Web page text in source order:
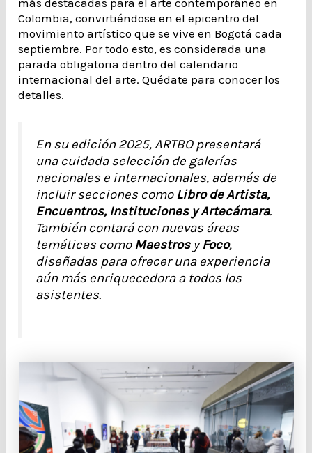
más destacadas para el arte contemporáneo en
Colombia, convirtiéndose en el epicentro del
movimiento artístico que se vive en Bogotá cada
septiembre. Por todo esto, es considerada una
parada obligatoria dentro del calendario
internacional del arte. Quédate para conocer los
detalles.
En su edición 2025, ARTBO presentará
una cuidada selección de galerías
nacionales e internacionales, además de
incluir secciones comoLibro de Artista,
Encuentros, Instituciones y Artecámara.
También contará con nuevas áreas
temáticas comoMaestrosyFoco,
diseñadas para ofrecer una experiencia
aún más enriquecedora a todos los
asistentes.